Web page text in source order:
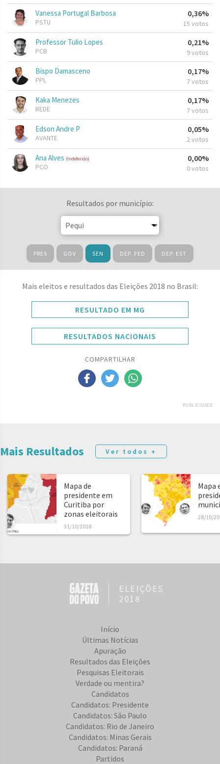
Vanessa Portugal Barbosa
PSTU
0,36%
15 votos
Professor Tulio Lopes
PCB
0,21%
9 votos
Bispo Damasceno
PPL
0,17%
7 votos
Kaka Menezes
REDE
0,17%
7 votos
Edson Andre P
AVANTE
0,05%
2 votos
Ana Alves (Indeferido)
PCO
0,00%
0 votos
Resultados por município:
PRES GOV SEN DEP. FED DEP. EST
Mais eleitos e resultados das Eleições 2018 no Brasil:
RESULTADO EM MG
RESULTADOS NACIONAIS
COMPARTILHAR
PUBLICIDADE
Mais Resultados Ver todos +
Mapa de
presidente em
Curitiba por
zonas eleitorais
31/10/2018
Mapa
28/10/
ELEIÇÕES
2018
Início
Últimas Notícias
Apuração
Resultados das Eleições
Pesquisas Eleitorais
Verdade ou mentira?
Candidatos
Candidatos: Presidente
Candidatos: São Paulo
Candidatos: Rio de Janeiro
Candidatos: Minas Gerais
Candidatos: Paraná
Partidos